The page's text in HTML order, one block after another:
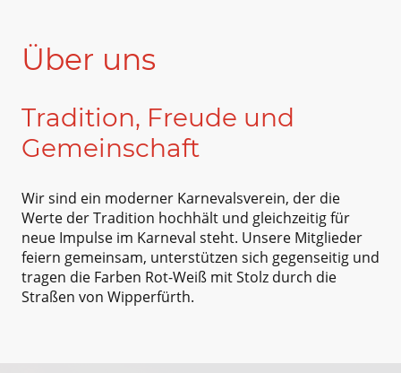
Über uns
Tradition, Freude und
Gemeinschaft
Wir sind ein moderner Karnevalsverein, der die
Werte der Tradition hochhält und gleichzeitig für
neue Impulse im Karneval steht. Unsere Mitglieder
feiern gemeinsam, unterstützen sich gegenseitig und
tragen die Farben Rot-Weiß mit Stolz durch die
Straßen von Wipperfürth.